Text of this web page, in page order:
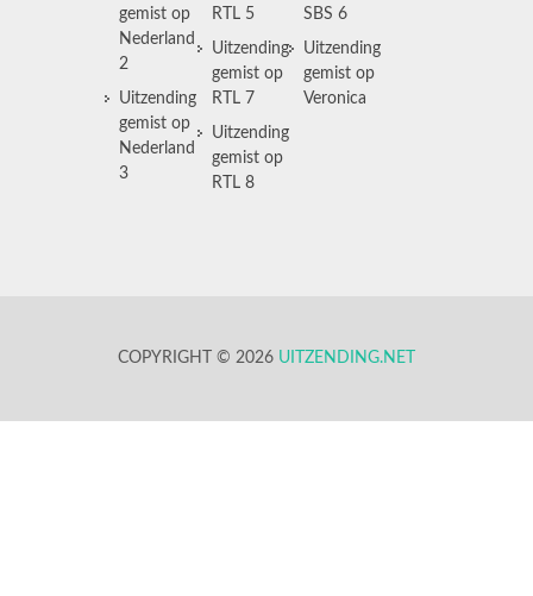
gemist op
Nederland
2
Uitzending
gemist op
Nederland
3
RTL 5
Uitzending
gemist op
RTL 7
Uitzending
gemist op
RTL 8
SBS 6
Uitzending
gemist op
Veronica
COPYRIGHT © 2026 UITZENDING.NET